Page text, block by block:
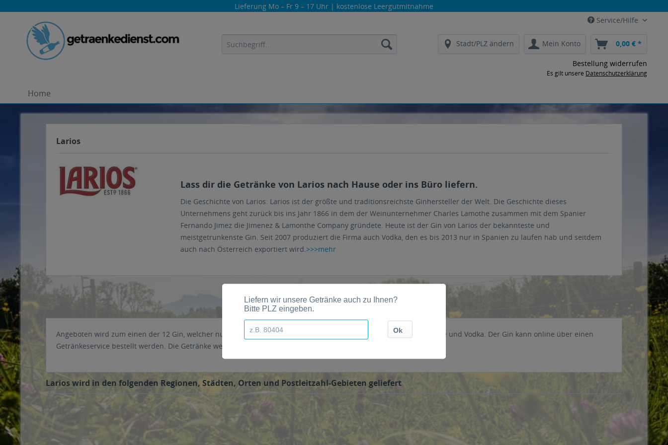
Lieferung Mo – Fr 9 – 17 Uhr | kostenlose Leergutmitnahme
Service/Hilfe
Stadt/PLZ ändern Mein Konto 0,00 € *
Bestellung widerrufen
Es gilt unsere Datenschutzerklärung
Home
Larios
Lass dir die Getränke von Larios nach Hause oder ins Büro liefern.
Die Geschichte von Larios: Larios ist der größte und traditionsreichste Ginhersteller der Welt. Die Geschichte dieses
Unternehmens geht zurück bis ins Jahr 1866 in dem der Weinunternehmer Charles Lamothe zusammen mit dem Spanier
Fernando Jimez die Jimenez & Lamonthe Company gründete. Heute ist der Gin von Larios der bekannteste und
meistgetrunkenste Gin. Seit 2007 produziert die Firma auch Vodka, den es bis 2013 nur in Spanien zu laufen hab und seitdem
auch nach Österreich exportiert wird.>>>mehr
Angeboten wird zum einen der 12 Gin, welcher nur aus natürlichen Zutaten besteht, der London Dry Gin, Larios Rose und Vodka. Der Gin kann online über einen
Getränkeservice bestellt werden. Die Getränke werden dann direkt vom Getränkelieferservice geliefert.
Larios wird in den folgenden Regionen, Städten, Orten und Postleitzahl-Gebieten geliefert